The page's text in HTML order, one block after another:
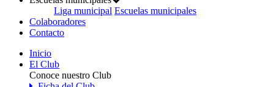
Liga municipal Escuelas municipales
Colaboradores
Contacto
Inicio
El Club
Conoce nuestro Club